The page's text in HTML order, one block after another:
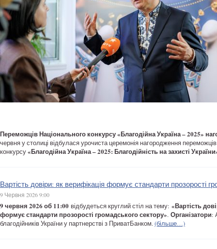
Переможців Національного конкурсу «Благодійна Україна – 2025»
червня у столиці відбулася урочиста церемонія нагородження
конкурсу«Благодійна Україна – 2025: Благодійність на захисті
Вартість довіри: як верифікація формує стандарти прозорості
9 Червня 2026 9:00
9 червня 2026 об 11:00 відбудеться круглий стіл на тему: «Вартість
формує стандарти прозорості громадського сектору». Організатори:
благодійників України у партнерстві з ПриватБанком.(більше…)